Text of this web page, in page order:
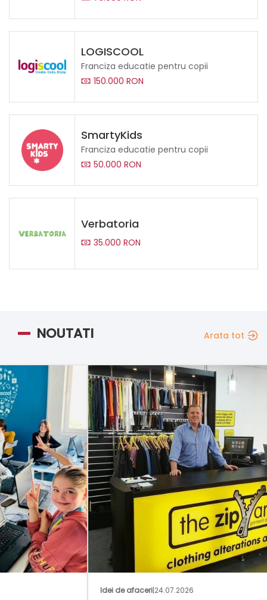
LOGISCOOL
Franciza educatie pentru copii
150.000 RON
SmartyKids
Franciza educatie pentru copii
50.000 RON
Verbatoria
35.000 RON
NOUTATI Arata tot
24.07.2026